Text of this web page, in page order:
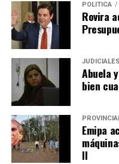
POLÍTICA
Rovira
JUDICIALES
Abuela
bien
Emipa
II